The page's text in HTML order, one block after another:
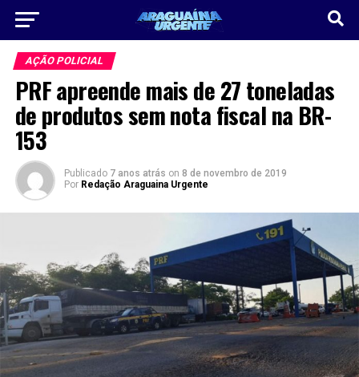
AÇÃO POLICIAL
PRF apreende mais de 27 toneladas
de produtos sem nota fiscal na BR-
153
Publicado 7 anos atrás on 8 de novembro de 2019
Por Redação Araguaina Urgente